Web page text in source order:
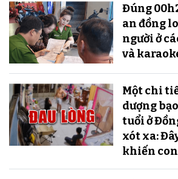
Đúng
an đồng
người ở
và
Một chi
dượng
tuổi ở
xót xa:
khiến